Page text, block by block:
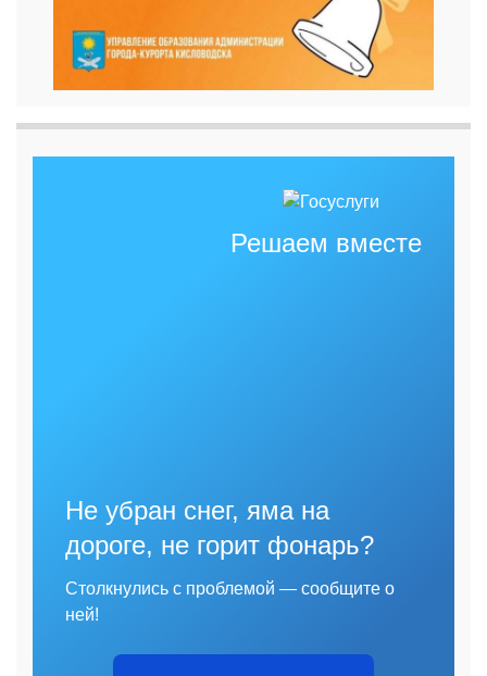
Решаем вместе
Не убран снег, яма на
дороге, не горит фонарь?
Столкнулись с проблемой — сообщите о
ней!